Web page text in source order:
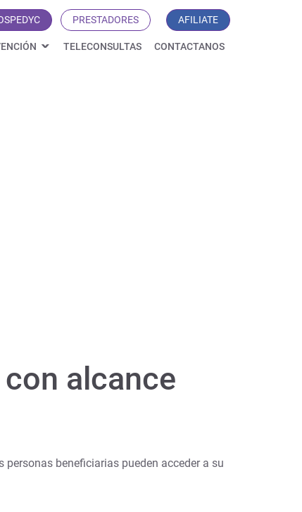
PRESTADORES AFILIATE
TELECONSULTAS CONTACTANOS
alcance
personas beneficiarias pueden acceder a su